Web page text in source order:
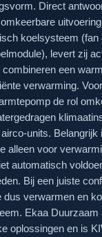
Direct
koelsysteem (fan
levert zij
een
verwarming.
de rol
units. Belangrijk
alleen voor
automatisch
Bij een juiste
dus verwarmen en
Ekaa Duurzaam
oplossingen en is